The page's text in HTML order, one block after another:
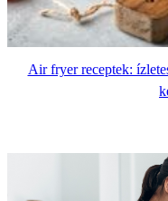
Air fryer receptek: